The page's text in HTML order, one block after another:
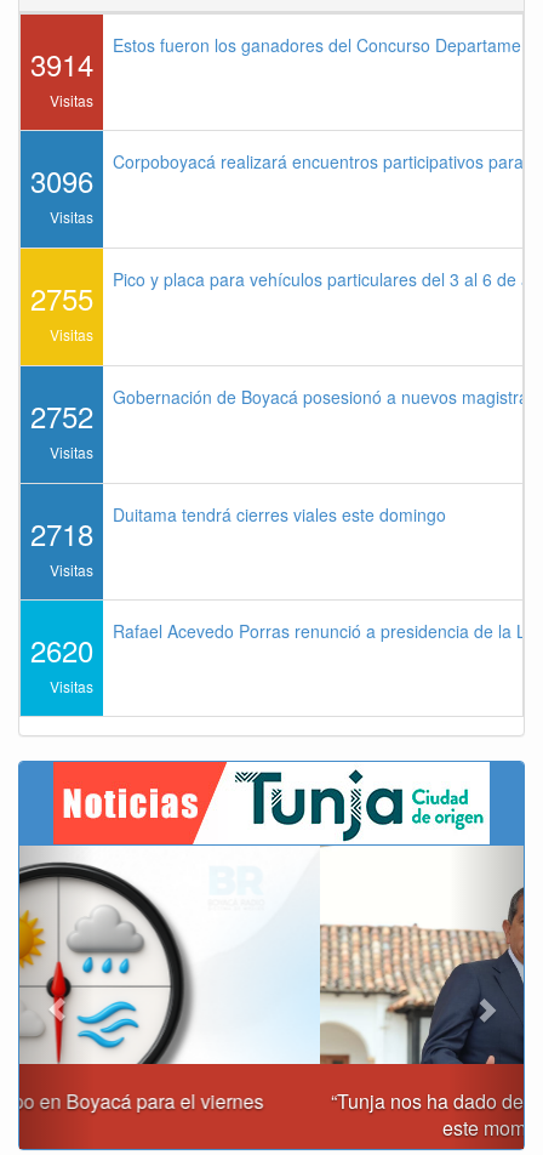
3914
Visitas
Estos fueron los ganadores del Concurso
3096
Visitas
Corpoboyacá realizará encuentros participativos para
2755
Visitas
Pico y placa para vehículos particulares del 3 al 6 de
2752
Visitas
Gobernación de Boyacá posesionó a nuevos
2718
Visitas
Duitama tendrá cierres viales este domingo
2620
Visitas
Rafael Acevedo Porras renunció a presidencia de la
“Tunja nos ha dado demasiado y no podemos fallarle en
Previous